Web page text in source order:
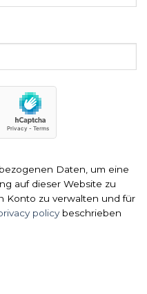
Daten, um eine
auf dieser Website zu
Konto zu verwalten und für
policybeschrieben